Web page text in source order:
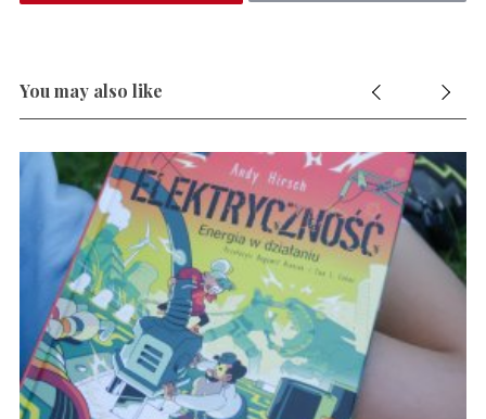
You may also like